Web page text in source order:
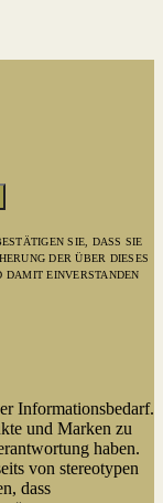
SIE, DASS SIE
DER ÜBER DIESES
DAMIT EINVERSTANDEN
Informationsbedarf.
und Marken zu
haben.
von stereotypen
dass